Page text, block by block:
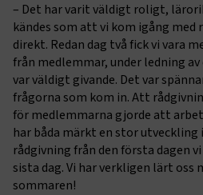
– Det har varit väldigt roligt,
kändes som att vi kom igång
direkt. Redan dag två fick vi vara
från medlemmar, under ledning
var väldigt givande. Det var
frågorna som kom in. Att
för medlemmarna gjorde att
har båda märkt en stor
rådgivning från den första dagen
sista dag. Vi har verkligen lärt oss
sommaren!